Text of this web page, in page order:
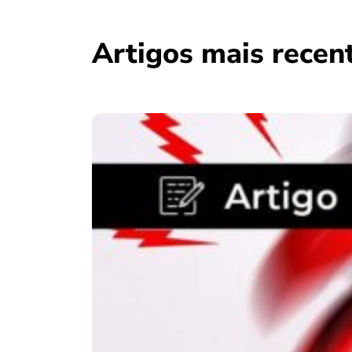
Artigos mais